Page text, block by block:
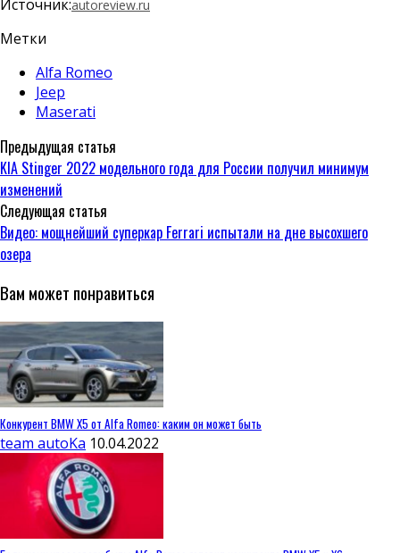
Источник:autoreview.ru
Метки
Alfa Romeo
Jeep
Maserati
Предыдущая статья
KIA Stinger 2022 модельного года для России получил минимум
изменений
Следующая статья
Видео: мощнейший суперкар Ferrari испытали на дне высохшего
озера
Вам может понравиться
Конкурент BMW X5 от Alfa Romeo: каким он может быть
team autoKa 10.04.2022